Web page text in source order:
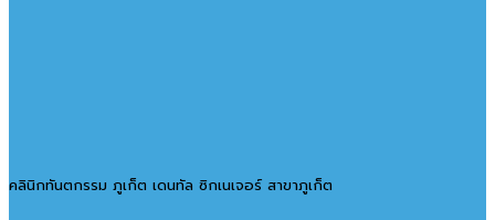
คลินิกทันตกรรม ภูเก็ต เดนทัล ซิกเนเจอร์ สาขาภูเก็ต